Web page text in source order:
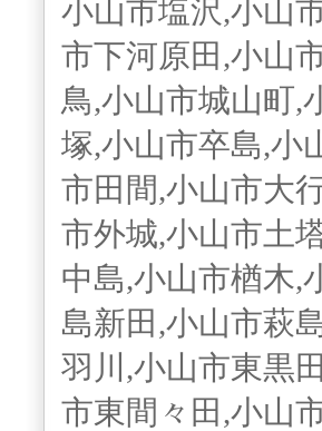
小山市塩沢,小山
市下河原田,小山
鳥,小山市城山町,
塚,小山市卒島,小
市田間,小山市大
市外城,小山市土
中島,小山市楢木,
島新田,小山市萩
羽川,小山市東黒
市東間々田,小山